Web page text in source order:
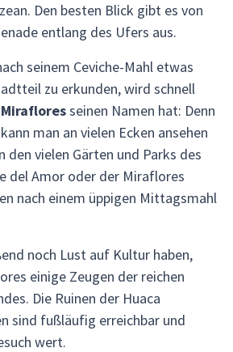
Den besten Blick gibt es von
entlang des Ufers aus.
seinem Ceviche-Mahl etwas
zu erkunden, wird schnell
Mirafloresseinen Namen hat: Denn
man an vielen Ecken ansehen
den vielen Gärten und Parks des
del Amor oder der Miraflores
nach einem üppigen Mittagsmahl
noch Lust auf Kultur haben,
einige Zeugen der reichen
Die Ruinen der Huaca
sind fußläufig erreichbar und
wert.